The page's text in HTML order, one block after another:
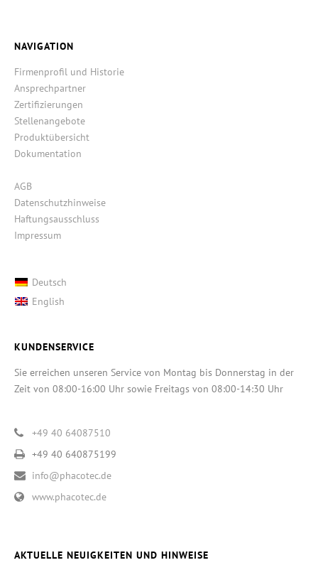
NAVIGATION
Firmenprofil und Historie
Ansprechpartner
Zertifizierungen
Stellenangebote
Produktübersicht
Dokumentation
AGB
Datenschutzhinweise
Haftungsausschluss
Impressum
Deutsch
English
KUNDENSERVICE
Sie erreichen unseren Service von Montag bis Donnerstag in der
Zeit von 08:00-16:00 Uhr sowie Freitags von 08:00-14:30 Uhr
+49 40 64087510
+49 40 640875199
info@phacotec.de
www.phacotec.de
AKTUELLE NEUIGKEITEN UND HINWEISE